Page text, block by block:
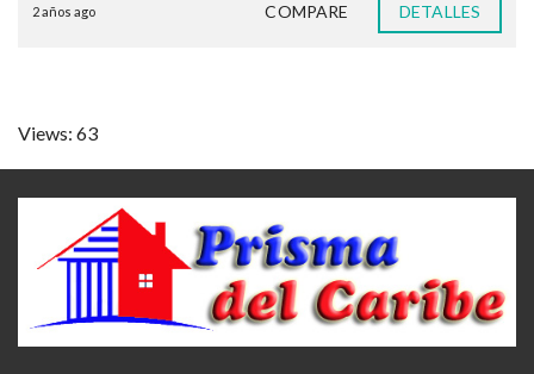
2 años ago COMPARE DETALLES
Views: 63